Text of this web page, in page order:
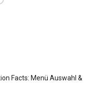
Facts: Menü Auswahl &